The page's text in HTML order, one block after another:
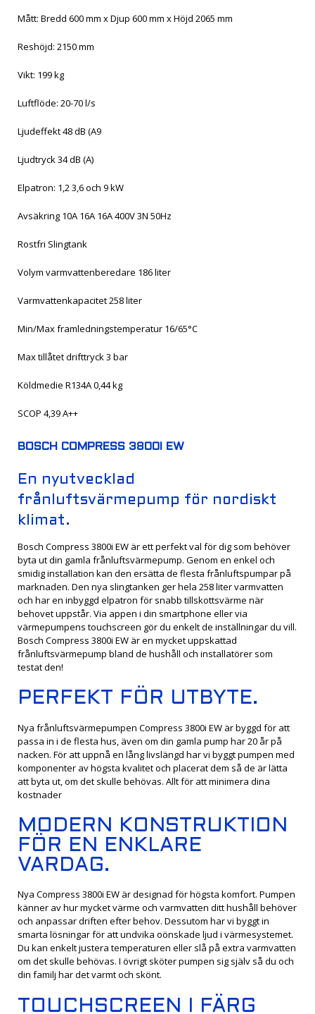
Mått: Bredd 600 mm x Djup 600 mm x Höjd 2065 mm
Reshöjd: 2150 mm
Vikt: 199 kg
Luftflöde: 20-70 l/s
Ljudeffekt 48 dB (A9
Ljudtryck 34 dB (A)
Elpatron: 1,2 3,6 och 9 kW
Avsäkring 10A 16A 16A 400V 3N 50Hz
Rostfri Slingtank
Volym varmvattenberedare 186 liter
Varmvattenkapacitet 258 liter
Min/Max framledningstemperatur 16/65°C
Max tillåtet drifttryck 3 bar
Köldmedie R134A 0,44 kg
SCOP 4,39 A++
BOSCH COMPRESS 3800I EW
En nyutvecklad
frånluftsvärmepump för nordiskt
klimat.
Bosch Compress 3800i EW är ett perfekt val för dig som behöver
byta ut din gamla frånluftsvärmepump. Genom en enkel och
smidig installation kan den ersätta de flesta frånluftspumpar på
marknaden. Den nya slingtanken ger hela 258 liter varmvatten
och har en inbyggd elpatron för snabb tillskottsvärme när
behovet uppstår. Via appen i din smartphone eller via
värmepumpens touchscreen gör du enkelt de inställningar du vill.
Bosch Compress 3800i EW är en mycket uppskattad
frånluftsvärmepump bland de hushåll och installatörer som
testat den!
PERFEKT FÖR UTBYTE.
Nya frånluftsvärmepumpen Compress 3800i EW är byggd för att
passa in i de flesta hus, även om din gamla pump har 20 år på
nacken. För att uppnå en lång livslängd har vi byggt pumpen med
komponenter av högsta kvalitet och placerat dem så de är lätta
att byta ut, om det skulle behövas. Allt för att minimera dina
kostnader
MODERN KONSTRUKTION
FÖR EN ENKLARE
VARDAG.
Nya Compress 3800i EW är designad för högsta komfort. Pumpen
känner av hur mycket värme och varmvatten ditt hushåll behöver
och anpassar driften efter behov. Dessutom har vi byggt in
smarta lösningar för att undvika oönskade ljud i värmesystemet.
Du kan enkelt justera temperaturen eller slå på extra varmvatten
om det skulle behövas. I övrigt sköter pumpen sig själv så du och
din familj har det varmt och skönt.
TOUCHSCREEN I FÄRG